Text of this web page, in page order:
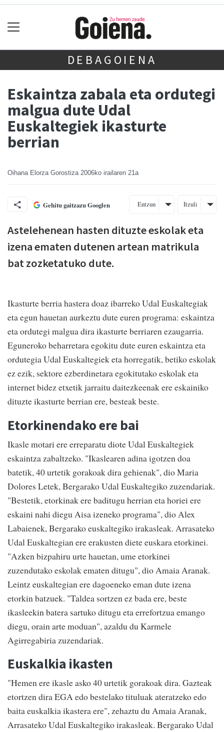
DEBAGOIENA
Eskaintza zabala eta ordutegi
malgua dute Udal
Euskaltegiek ikasturte
berrian
Oihana Elorza Gorostiza 2006ko irailaren 21a
Gehitu gaitzazu Googlen Entzun Itzuli
Astelehenean hasten dituzte eskolak eta
izena ematen dutenen artean matrikula
bat zozketatuko dute.
Ikasturte berria hastera doaz ibarreko Udal Euskaltegiak
eta egun hauetan aurkeztu dute euren programa: eskaintza
eta ordutegi malgua dira ikasturte berriaren ezaugarria.
Eguneroko beharretara egokitu dute euren eskaintza eta
ordutegia Udal Euskaltegiek eta horregatik, betiko eskolak
ez ezik, sektore ezberdinetara egokitutako eskolak eta
internet bidez etxetik jarraitu daitezkeenak ere eskainiko
dituzte ikasturte berrian ere, besteak beste.
Etorkinendako ere bai
Ikasle motari ere erreparatu diote Udal Euskaltegiek
eskaintza zabaltzeko. "Ikaslearen adina igotzen doa
batetik, 40 urtetik gorakoak dira gehienak", dio Maria
Dolores Letek, Bergarako Udal Euskaltegiko zuzendariak.
"Bestetik, etorkinak ere baditugu herrian eta horiei ere
eskaini nahi diegu Aisa izeneko programa", dio Alex
Labaienek, Bergarako euskaltegiko irakasleak. Arrasateko
Udal Euskaltegian ere erakusten diete euskara etorkinei.
"Azken bizpahiru urte hauetan, ume etorkinei
zuzendutako eskolak ematen ditugu", dio Amaia Aranak.
Leintz euskaltegian ere dagoeneko eman dute izena
etorkin batzuek. "Taldea sortzen ez bada ere, beste
ikasleekin batera sartuko ditugu eta errefortzua emango
diegu, orain arte moduan", azaldu du Karmele
Agirregabiria zuzendariak.
Euskalkia ikasten
"Hemen ere ikasle asko 40 urtetik gorakoak dira. Gazteak
etortzen dira EGA edo bestelako tituluak ateratzeko edo
baita euskalkia ikastera ere", zehaztu du Amaia Aranak,
Arrasateko Udal Euskaltegiko irakasleak. Bergarako Udal